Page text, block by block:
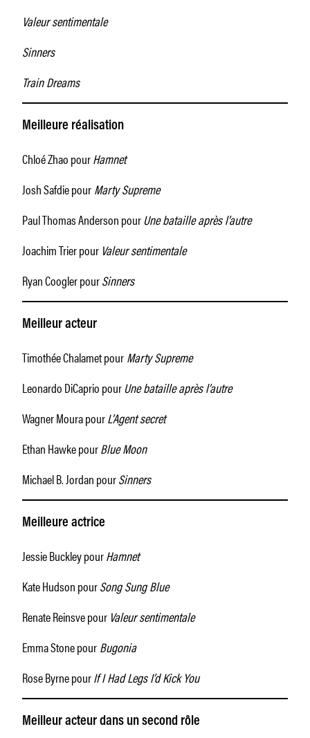
Valeur sentimentale
Sinners
Train Dreams
Meilleure réalisation
Chloé Zhao pourHamnet
Josh Safdie pourMarty Supreme
Paul Thomas Anderson pourUne bataille après l’autre
Joachim Trier pour Valeur sentimentale
Ryan Coogler pourSinners
Meilleur acteur
Timothée Chalamet pourMarty Supreme
Leonardo DiCaprio pourUne bataille après l’autre
Wagner Moura pourL’Agent secret
Ethan Hawke pourBlue Moon
Michael B. Jordan pourSinners
Meilleure actrice
Jessie Buckley pourHamnet
Kate Hudson pourSong Sung Blue
Renate Reinsve pour Valeur sentimentale
Emma Stone pourBugonia
Rose Byrne pourIf I Had Legs I’d Kick You
Meilleur acteur dans un second rôle